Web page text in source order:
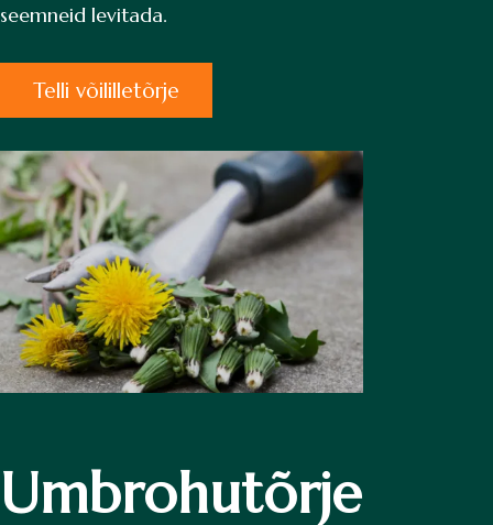
seemneid levitada.
Telli võililletõrje
Umbrohutõrje